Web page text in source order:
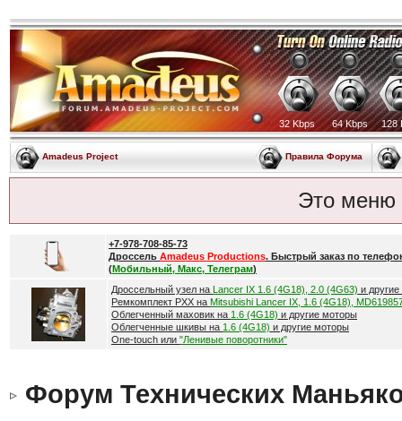
32 Kbps 64 Kbps 128
Amadeus Project Правила Форума
Это меню
+7-978-708-85-73
Дроссель Amadeus Productions. Быстрый заказ по
(Мобильный, Макс, Телеграм)
Дроссельный узел на Lancer IX 1.6 (4G18), 2.0 (4G63) и
Ремкомплект РХХ на Mitsubishi Lancer IX, 1.6 (4G18),
Облегченный маховик на 1.6 (4G18) и другие моторы
Облегченные шкивы на 1.6 (4G18) и другие моторы
One-touch или "Ленивые поворотники"
Форум Технических